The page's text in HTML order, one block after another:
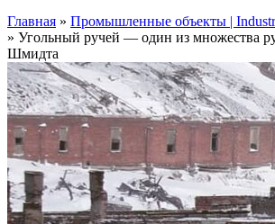
Главная » Промышленные объекты |
» Угольный ручей — один из множества
Шмидта